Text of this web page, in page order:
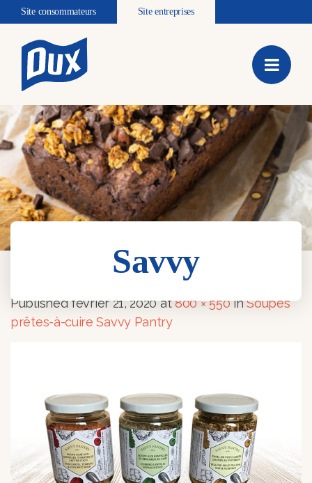
Site consommateurs Site entreprises
Savvy
Publishedfévrier 21, 2020at800 × 550inSoupes
prêtes-à-cuire Savvy Pantry